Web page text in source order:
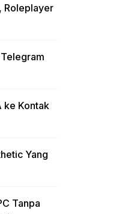
Roleplayer
ke Kontak
Yang
Tanpa